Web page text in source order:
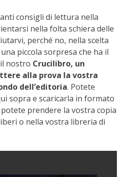
consigli di lettura nella
nella folta schiera delle
perché no, nella scelta
piccola sorpresa che ha il
nostro Crucilibro, un
alla prova la vostra
dell’editoria. Potete
sopra e scaricarla in formato
prendere la vostra copia
o nella vostra libreria di